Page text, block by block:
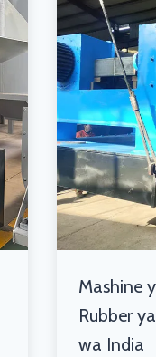
Mashine
Rubber
wa India